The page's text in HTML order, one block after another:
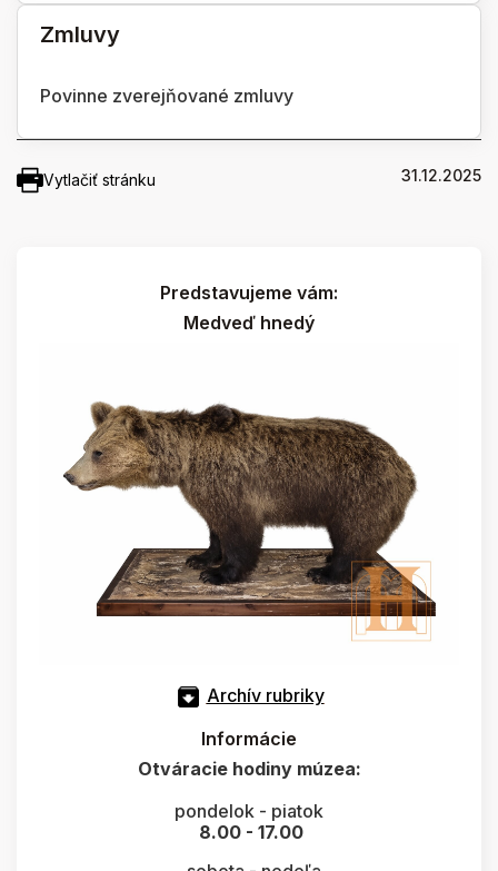
Zmluvy
Povinne zverejňované zmluvy
Vytlačiť stránku 31.12.2025
Predstavujeme vám:
Medveď hnedý
Archív rubriky
Informácie
Otváracie hodiny múzea:
pondelok - piatok
8.00 - 17.00